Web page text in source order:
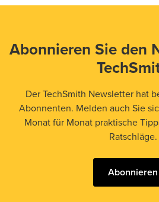
Abonnieren Sie den
Der TechSmith Newsletter hat
Abonnenten. Melden auch Sie
Monat für Monat praktische
Ratschläge.
Abonnieren